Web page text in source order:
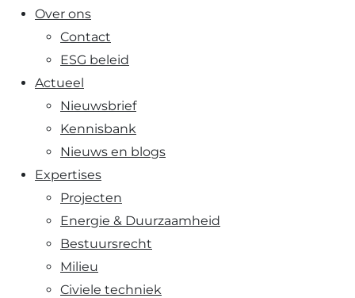
Over ons
Contact
ESG beleid
Actueel
Nieuwsbrief
Kennisbank
Nieuws en blogs
Expertises
Projecten
Energie & Duurzaamheid
Bestuursrecht
Milieu
Civiele techniek